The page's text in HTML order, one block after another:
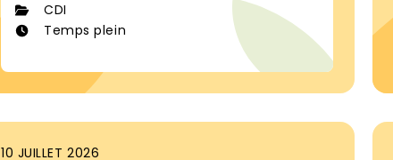
CDI
Temps plein
10 JUILLET 2026